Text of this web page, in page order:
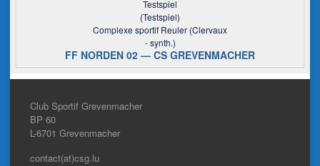
Testspiel
(Testspiel)
Complexe sportif Reuler (Clervaux
- synth.)
FF NORDEN 02 — CS GREVENMACHER
Club Sportif Grevenmacher
BP 60
L-6701 Grevenmacher
contact(at)csg.lu